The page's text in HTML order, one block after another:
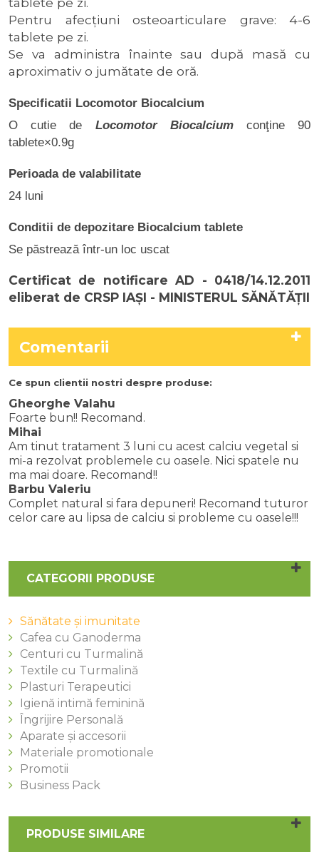
Pentru afecţiuni osteoarticulare grave: 4-6
tablete pe zi.
Se va administra înainte sau după masă cu
aproximativ o jumătate de oră.
Specificatii Locomotor Biocalcium
O cutie de Locomotor Biocalciumconţine 90
tablete×0.9g
Perioada de valabilitate
24 luni
Conditii de depozitare Biocalcium tablete
Se păstrează într-un loc uscat
Certificat de notificare AD - 0418/14.12.2011
eliberat de CRSP IAŞI - MINISTERUL SĂNĂTĂŢII
Comentarii
Ce spun clientii nostri despre produse:
Gheorghe Valahu
Foarte bun!! Recomand.
Mihai
Am tinut tratament 3 luni cu acest calciu vegetal si
mi-a rezolvat problemele cu oasele. Nici spatele nu
ma mai doare. Recomand!!
Barbu Valeriu
Complet natural si fara depuneri! Recomand tuturor
celor care au lipsa de calciu si probleme cu oasele!!!
CATEGORII PRODUSE
Sănătate și imunitate
Cafea cu Ganoderma
Centuri cu Turmalină
Textile cu Turmalină
Plasturi Terapeutici
Igienă intimă feminină
Îngrijire Personală
Aparate și accesorii
Materiale promotionale
Promotii
Business Pack
PRODUSE SIMILARE